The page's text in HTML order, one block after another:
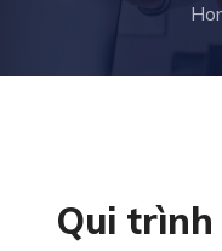
Qui trình